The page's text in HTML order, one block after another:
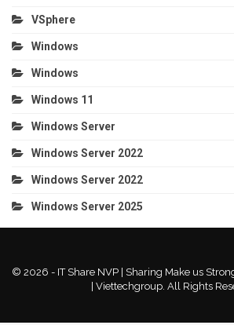
VSphere
Windows
Windows
Windows 11
Windows Server
Windows Server 2022
Windows Server 2022
Windows Server 2025
© 2026 - IT Share NVP | Sharing Make us
| Viettechgroup. All Rights